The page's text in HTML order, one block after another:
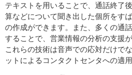
テキストを用いることで、通話終了
算などについて聞き出した個所をす
の作成ができます。また、多くの通
することで、営業情報の分析の支援
これらの技術は音声での応対だけで
ットによるコンタクトセンタへの適